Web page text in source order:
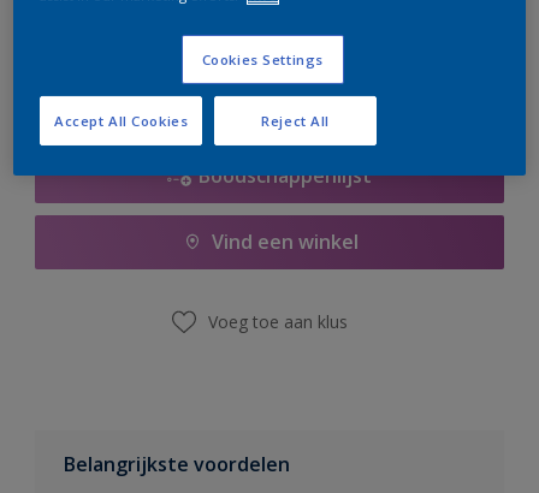
Boodschappenlijst
Vind een winkel
Voeg toe aan klus
Belangrijkste voordelen
Cookies Settings
Reject All
Accept All Cookies